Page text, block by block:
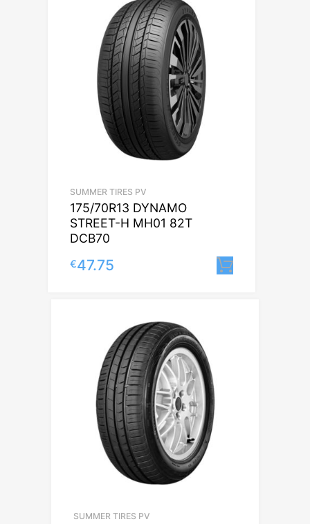
SUMMER TIRES PV
175/70R13 DYNAMO
STREET-H MH01 82T
DCB70
€47.75
SUMMER TIRES PV